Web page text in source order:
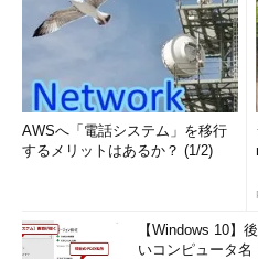
AWSへ「電話システム」を移行
するメリットはあるか？ (1/2)
【Windows 10】
いコンピュータ